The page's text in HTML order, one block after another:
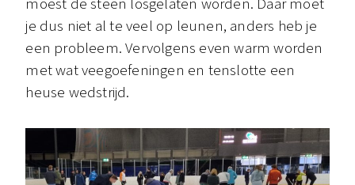
moest de steen losgelaten worden. Daar moet
je dus niet al te veel op leunen, anders heb je
een probleem. Vervolgens even warm worden
met wat veegoefeningen en tenslotte een
heuse wedstrijd.